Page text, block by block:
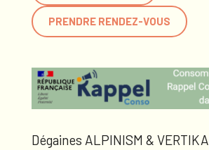
PRENDRE RENDEZ-VOUS
Dégaines ALPINISM & VERTIKA